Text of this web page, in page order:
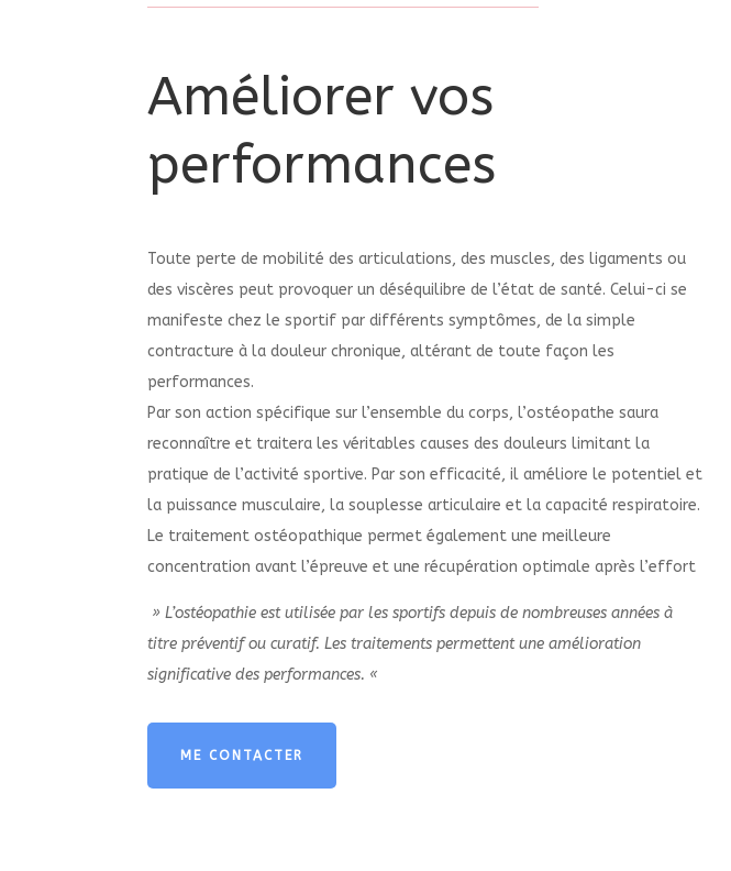
Améliorer vos
performances
Toute perte de mobilité des articulations, des muscles, des ligaments ou
des viscères peut provoquer un déséquilibre de l’état de santé. Celui-ci se
manifeste chez le sportif par différents symptômes, de la simple
contracture à la douleur chronique, altérant de toute façon les
performances.
Par son action spécifique sur l’ensemble du corps, l’ostéopathe saura
reconnaître et traitera les véritables causes des douleurs limitant la
pratique de l’activité sportive. Par son efficacité, il améliore le potentiel et
la puissance musculaire, la souplesse articulaire et la capacité respiratoire.
Le traitement ostéopathique permet également une meilleure
concentration avant l’épreuve et une récupération optimale après l’effort
» L’ostéopathie est utilisée par les sportifs depuis de nombreuses années à
titre préventif ou curatif. Les traitements permettent une amélioration
significative des performances. «
ME CONTACTER